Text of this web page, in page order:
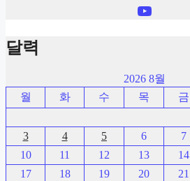
YouTube
달력
2026 8월
월
화 수 목 금
3
4 5 6 7
10
11 12 13 14
17
18 19 20 21